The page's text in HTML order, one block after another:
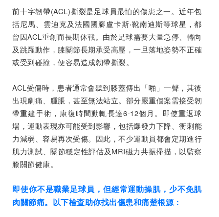
前十字韌帶(ACL)撕裂是足球員最怕的傷患之一。近年包
括尼馬、雲迪克及法國國腳盧卡斯‧靴南迪斯等球星，都
曾因ACL重創而長期休戰。由於足球需要大量急停、轉向
及跳躍動作，膝關節長期承受高壓，一旦落地姿勢不正確
或受到碰撞，便容易造成韌帶撕裂。
ACL受傷時，患者通常會聽到膝蓋傳出「啪」一聲，其後
出現劇痛、腫脹，甚至無法站立。部分嚴重個案需接受韌
帶重建手術，康復時間動輒長達6-12個月。即使重返球
場，運動表現亦可能受到影響，包括爆發力下降、衝刺能
力減弱、容易再次受傷。因此，不少運動員都會定期進行
肌力測試、關節穩定性評估及MRI磁力共振掃描，以監察
膝關節健康。
即使你不是職業足球員，但經常運動操肌，少不免肌
肉關節痛。以下檢查助你找出傷患和痛楚根源：